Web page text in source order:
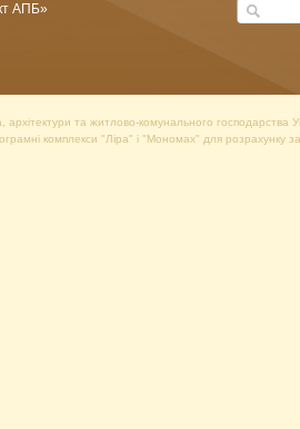
АПБ»
архітектури та житлово-комунального
комплекси "Ліра" і "Мономах" для розрахунку